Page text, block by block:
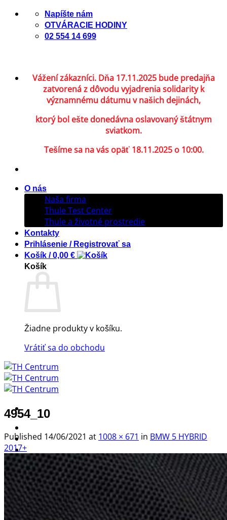
Skip
Napíšte nám
OTVÁRACIE HODINY
02 554 14 699
Vážení zákazníci. Dňa 17.11.2025 bude predajňa
zatvorená z dôvodu vyjadrenia solidarity k
významnému dátumu v našich dejinách,
ktorý bol ešte donedávna oslavovaný štátnym
sviatkom.
Tešíme sa na vás opäť 18.11.2025 o 10:00.
O nás
Naša firma
Thule Test Center
Thule a životné prostredie
Kontakty
Prihlásenie / Registrovať sa
Košík /0,00 €
Košík
Žiadne produkty v košíku.
Vrátiť sa do obchodu
Výpredaj -%
Produkty
Špičkový UEBLER
Autoriz. servis THULE/UEBLER
Predajne
Naši Uebler Partneri
Hľadať:
4954_10
Published 14/06/2021 at 1008 × 671 in BMW 5 HYBRID
2017+